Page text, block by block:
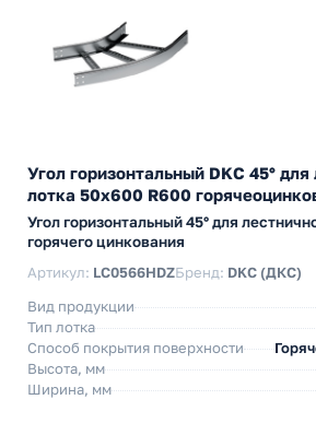
Угол горизонтальный DKC 45° для
лотка 50х600 R600
Угол горизонтальный 45° для
горячего цинкования
Артикул: LC0566HDZБренд: DKC (ДКС)
Вид продукции
Тип лотка
Способ покрытия поверхности
Высота, мм
Ширина, мм